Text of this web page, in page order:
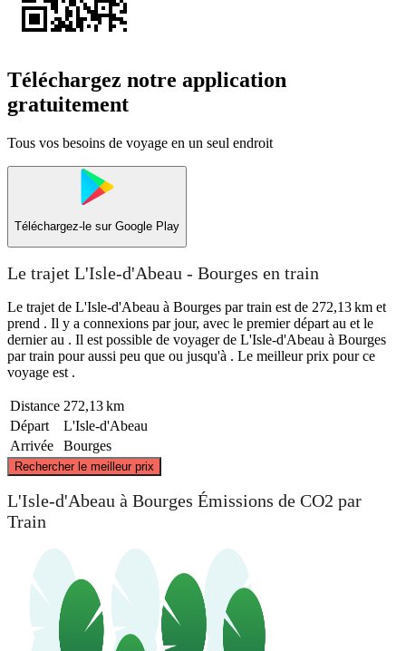
Téléchargez notre application
gratuitement
Tous vos besoins de voyage en un seul endroit
Téléchargez-le sur Google Play
Le trajet L'Isle-d'Abeau - Bourges en train
Le trajet de L'Isle-d'Abeau à Bourges par train est de 272,13 km et
prend . Il y a connexions par jour, avec le premier départ au et le
dernier au . Il est possible de voyager de L'Isle-d'Abeau à Bourges
par train pour aussi peu que ou jusqu'à . Le meilleur prix pour ce
voyage est .
Distance 272,13 km
Départ
L'Isle-d'Abeau
Arrivée
Bourges
Rechercher le meilleur prix
L'Isle-d'Abeau à Bourges Émissions de CO2 par
Train